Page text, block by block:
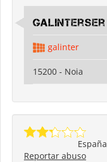
Galinterser
galinter
15200 - Noia
España
Reportar abuso